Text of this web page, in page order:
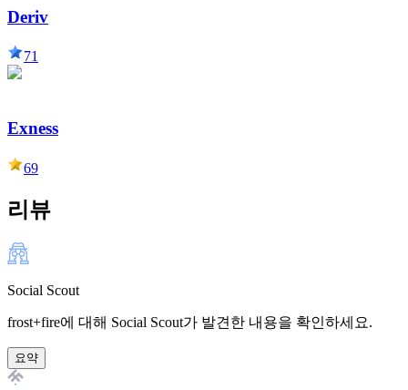
Deriv
71
Exness
69
리뷰
Social Scout
frost+fire에 대해 Social Scout가 발견한 내용을 확인하세요.
요약